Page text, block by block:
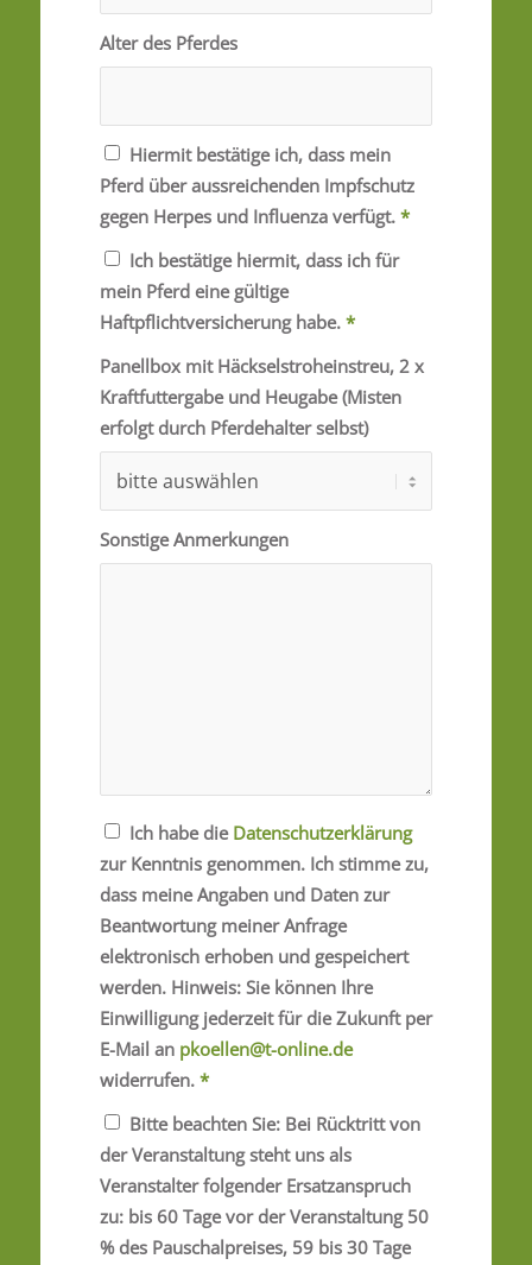
Alter des Pferdes
Hiermit bestätige ich, dass mein
Pferd über aussreichenden Impfschutz
gegen Herpes und Influenza verfügt. *
Ich bestätige hiermit, dass ich für
mein Pferd eine gültige
Haftpflichtversicherung habe. *
Panellbox mit Häckselstroheinstreu, 2 x
Kraftfuttergabe und Heugabe (Misten
erfolgt durch Pferdehalter selbst)
Sonstige Anmerkungen
Ich habe die Datenschutzerklärung
zur Kenntnis genommen. Ich stimme zu,
dass meine Angaben und Daten zur
Beantwortung meiner Anfrage
elektronisch erhoben und gespeichert
werden. Hinweis: Sie können Ihre
Einwilligung jederzeit für die Zukunft per
E-Mail an pkoellen@t-online.de
widerrufen. *
Bitte beachten Sie: Bei Rücktritt von
der Veranstaltung steht uns als
Veranstalter folgender Ersatzanspruch
zu: bis 60 Tage vor der Veranstaltung 50
% des Pauschalpreises, 59 bis 30 Tage